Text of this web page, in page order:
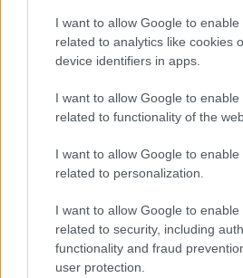
I want to allow Google to enable
related to analytics like cookies
device identifiers in apps.
I want to allow Google to enable
related to functionality of the
I want to allow Google to enable
related to personalization.
I want to allow Google to enable
related to security, including
functionality and fraud
user protection.
igazgatóhelyettese és az
igazgatója tartott szovjetorosz
hetente…